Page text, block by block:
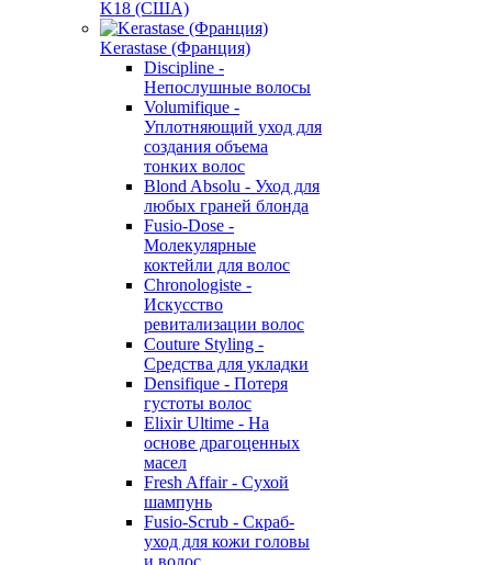
K18 (США)
Kerastase (Франция)
Discipline -
Непослушные волосы
Volumifique -
Уплотняющий уход для
создания объема
тонких волос
Blond Absolu - Уход для
любых граней блонда
Fusio-Dose -
Молекулярные
коктейли для волос
Chronologiste -
Искусство
ревитализации волос
Couture Styling -
Средства для укладки
Densifique - Потеря
густоты волос
Elixir Ultime - На
основе драгоценных
масел
Fresh Affair - Сухой
шампунь
Fusio-Scrub - Скраб-
уход для кожи головы
и волос